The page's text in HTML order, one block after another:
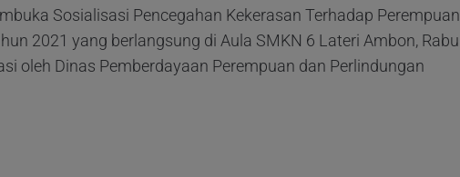
Sosialisasi Pencegahan Kekerasan Terhadap Perempuan
2021 yang berlangsung di Aula SMKN 6 Lateri Ambon, Rabu
oleh Dinas Pemberdayaan Perempuan dan Perlindungan